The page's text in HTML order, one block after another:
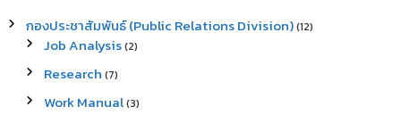
กองประชาสัมพันธ์ (Public Relations Division)(12)
Job Analysis(2)
Research (7)
Work Manual(3)